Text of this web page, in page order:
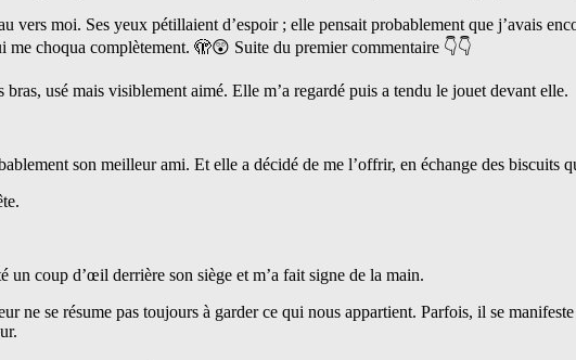
vers moi. Ses yeux pétillaient d’espoir ; elle pensait probablement que j’avais
me choqua complètement. 🫣😲 Suite du premier commentaire 👇👇
usé mais visiblement aimé. Elle m’a regardé puis a tendu le jouet devant elle.
son meilleur ami. Et elle a décidé de me l’offrir, en échange des biscuits
coup d’œil derrière son siège et m’a fait signe de la main.
ne se résume pas toujours à garder ce qui nous appartient. Parfois, il se